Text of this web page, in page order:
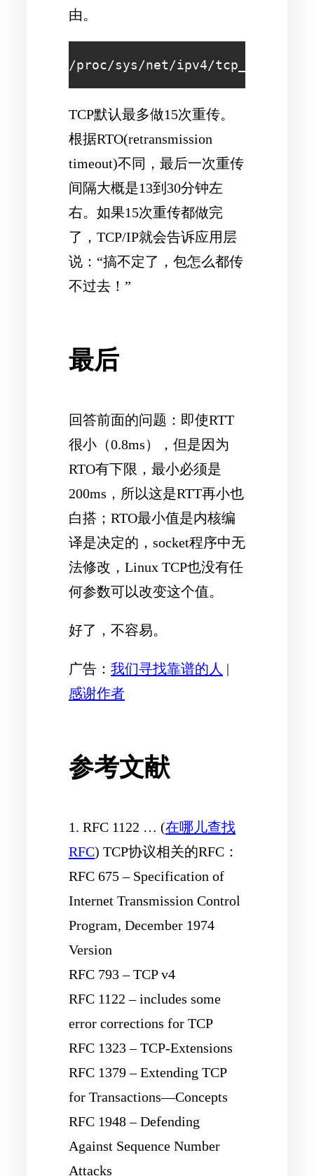
由。
/proc/sys/net/ipv4/
TCP默认最多做15次重传。
根据RTO(retransmission
timeout)不同，最后一次重传
间隔大概是13到30分钟左
右。如果15次重传都做完
了，TCP/IP就会告诉应用层
说：“搞不定了，包怎么都传
不过去！”
最后
回答前面的问题：即使RTT
很小（0.8ms），但是因为
RTO有下限，最小必须是
200ms，所以这是RTT再小也
白搭；RTO最小值是内核编
译是决定的，socket程序中无
法修改，Linux TCP也没有任
何参数可以改变这个值。
好了，不容易。
广告： 我们寻找靠谱的人 |
感谢作者
参考文献
1. RFC 1122 … (在哪儿查找
RFC) TCP协议相关的RFC：
RFC 675 – Specification of
Internet Transmission Control
Program, December 1974
Version
RFC 793 – TCP v4
RFC 1122 – includes some
error corrections for TCP
RFC 1323 – TCP-Extensions
RFC 1379 – Extending TCP
for Transactions—Concepts
RFC 1948 – Defending
Against Sequence Number
Attacks